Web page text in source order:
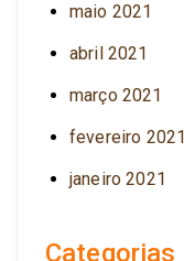
maio 2021
abril 2021
março 2021
fevereiro 2021
janeiro 2021
Categorias